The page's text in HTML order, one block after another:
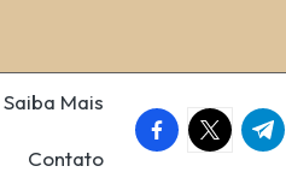
Saiba Mais
Contato
facebook.com
twitter.com
t.me